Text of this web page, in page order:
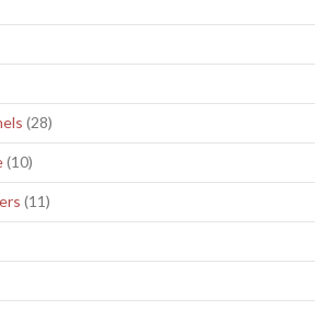
(28)
(10)
(11)